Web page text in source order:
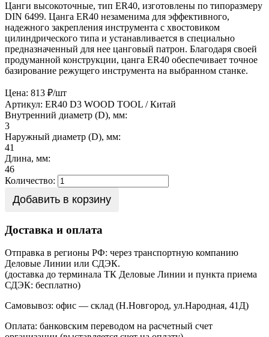
Цанги высокоточные, тип ER40, изготовлены по типоразмеру
DIN 6499. Цанга ER40 незаменима для эффективного,
надежного закрепления инструмента с хвостовиком
цилиндрического типа и устанавливается в специально
предназначенный для нее цанговый патрон. Благодаря своей
продуманной конструкции, цанга ER40 обеспечивает точное
базирование режущего инструмента на выбранном станке.
Цена: 813 ₽/шт
Артикул: ER40 D3 WOOD TOOL / Китай
Внутренний диаметр (D), мм:
3
Наружный диаметр (D), мм:
41
Длина, мм:
46
Количество:
Добавить в корзину
Доставка и оплата
Отправка в регионы РФ: через транспортную компанию
Деловые Линии или СДЭК.
(доставка до терминала ТК Деловые Линии и пункта приема
СДЭК: бесплатно)
Самовывоз: офис — склад (Н.Новгород, ул.Народная, 41Д)
Оплата: банковским переводом на расчетный счет